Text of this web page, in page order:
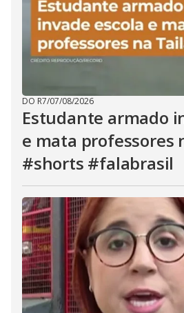
DO R7/07/08/2026
Estudante armado
e mata professores
#shorts #falabrasil